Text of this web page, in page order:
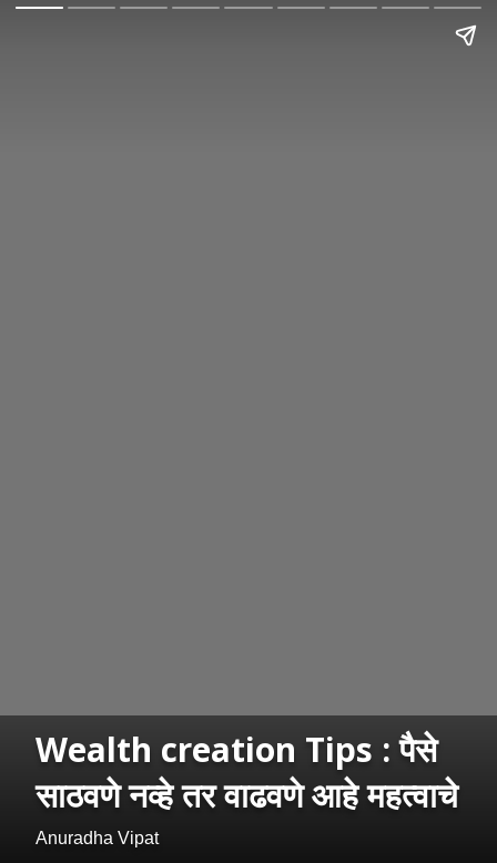
Wealth creation Tips : पैसे
साठवणे नव्हे तर वाढवणे आहे महत्वाचे
Anuradha Vipat